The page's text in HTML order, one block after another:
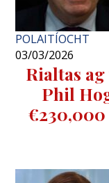
POLAITÍOCHT
03/03/2026
Rialtas
Phil